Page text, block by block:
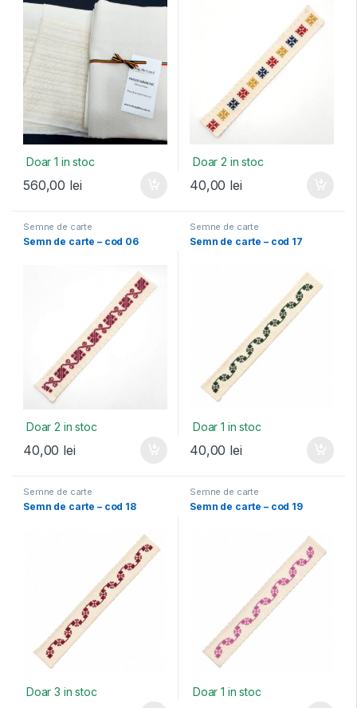
Doar 1 in stoc
560,00 lei
Doar 2 in stoc
40,00 lei
Semne de carte
Semn de carte – cod 06
Doar 2 in stoc
40,00 lei
Semne de carte
Semn de carte – cod 17
Doar 1 in stoc
40,00 lei
Semne de carte
Semn de carte – cod 18
Doar 3 in stoc
Semne de carte
Semn de carte – cod 19
Doar 1 in stoc